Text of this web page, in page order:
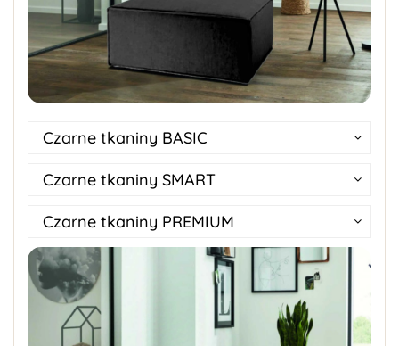
Czarne tkaniny BASIC
Czarne tkaniny SMART
Czarne tkaniny PREMIUM